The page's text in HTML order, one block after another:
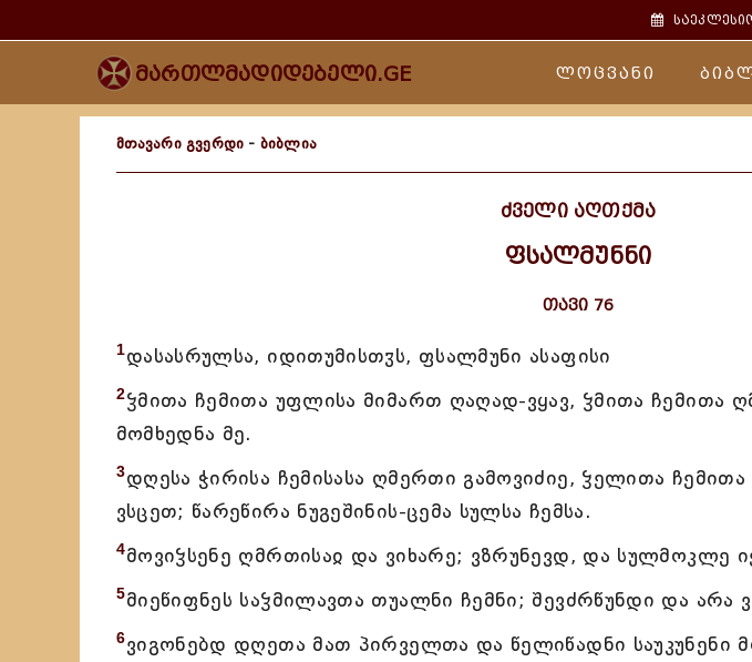
მართლმადიდებელი.GE ლოცვანი
მთავარი გვერდი - ბიბლია
ძველი აღთქმა
ფსალმუნნი
თავი 76
1დასასრულსა, იდითუმისთჳს, ფსალმუნი ასაფისი
2ჴმითა ჩემითა უფლისა მიმართ ღაღად-ვყავ, ჴმითა ჩემითა
მომხედნა მე.
3დღესა ჭირისა ჩემისასა ღმერთი გამოვიძიე, ჴელითა ჩემითა
ვსცეთ; წარეწირა ნუგეშინის-ცემა სულსა ჩემსა.
4მოვიჴსენე ღმრთისაჲ და ვიხარე; ვზრუნევდ, და სულმოკლე
5მიეწიფნეს საჴმილავთა თუალნი ჩემნი; შევძრწუნდი და არა
6ვიგონებდ დღეთა მათ პირველთა და წელიწადნი საუკუნენი